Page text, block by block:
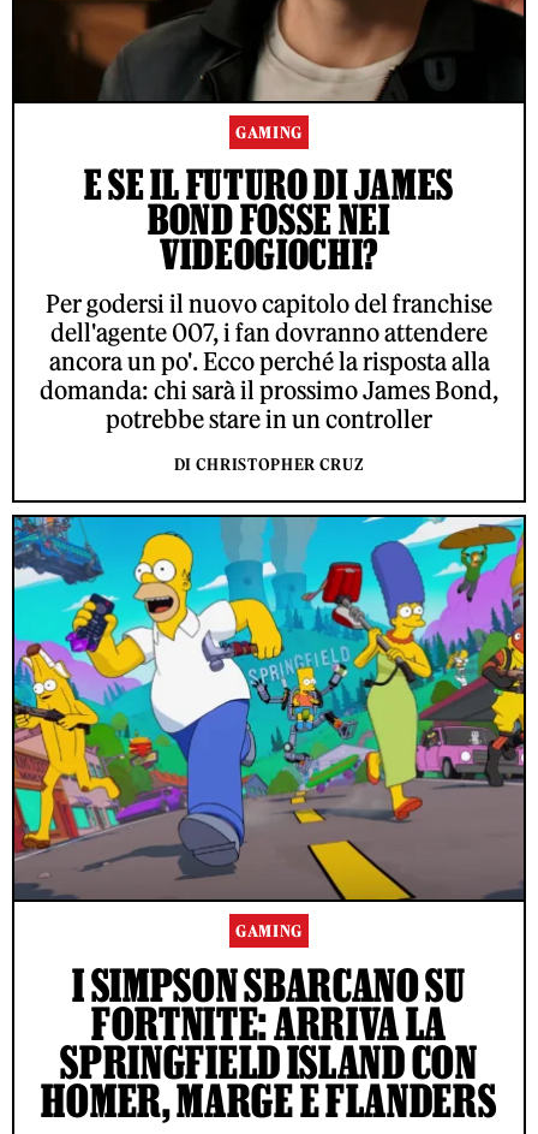
GAMING
E SE IL FUTURO DI JAMES
BOND FOSSE NEI
VIDEOGIOCHI?
Per godersi il nuovo capitolo del franchise
dell'agente 007, i fan dovranno attendere
ancora un po'. Ecco perché la risposta alla
domanda: chi sarà il prossimo James Bond,
potrebbe stare in un controller
DI CHRISTOPHER CRUZ
GAMING
I SIMPSON SBARCANO SU
FORTNITE: ARRIVA LA
SPRINGFIELD ISLAND CON
HOMER, MARGE E FLANDERS